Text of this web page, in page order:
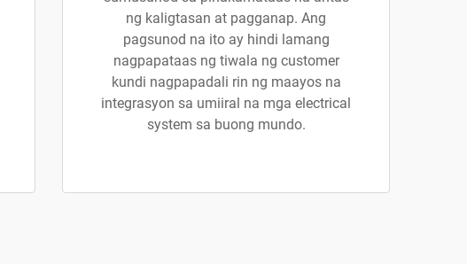
ng kaligtasan at pagganap. Ang
pagsunod na ito ay hindi lamang
nagpapataas ng tiwala ng customer
kundi nagpapadali rin ng maayos na
integrasyon sa umiiral na mga electrical
system sa buong mundo.